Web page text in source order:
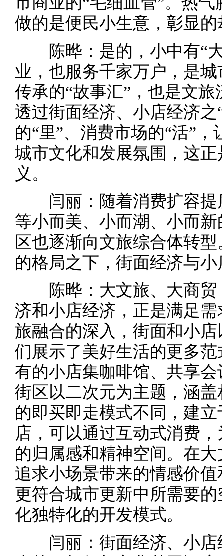
做的是便民小生意，彰显
陈晔：是的，小中有“大
业，也服务千家万户，是
传承的“故事汇”，也是文
透过街面经济、小店经济
的“里”、消费市场的“活”
城市文化和发展氛围，这
义。
闫丽：随着消费扩容提
等小而美、小而潮、小而
区也逐渐向文旅综合体转
的格局之下，街面经济与
陈晔：大文旅、大商贸
济和小店经济，正是满足
旅融合的深入，街面和小
们展示了美好生活的更多
有的小店集咖啡馆、共享
街区以二次元为主题，涵
的即买即走模式不同，建
店，可以通过互动式消费
的归属感和精神空间。在
追求小场景带来的情感价
更符合城市更新中所需要
化独特化的开发模式。
闫丽：街面经济、小店